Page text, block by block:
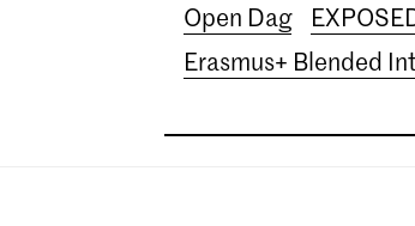
Open Dag
Erasmus+ Blended